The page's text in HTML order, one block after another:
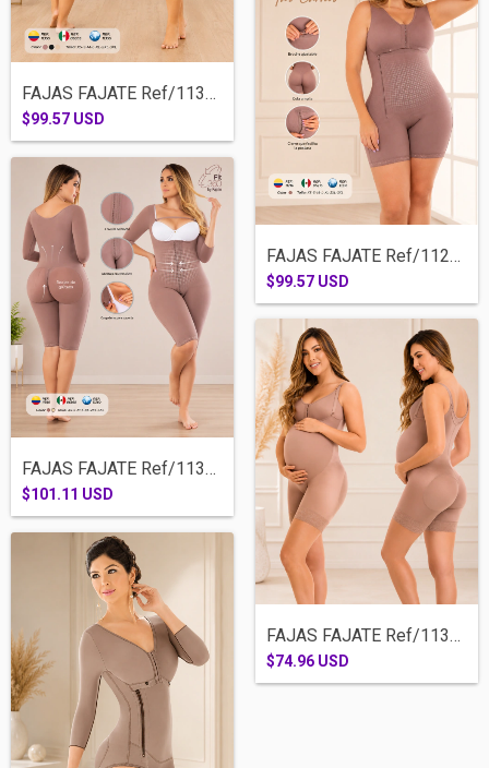
FAJAS FAJATE Ref/11355-RODILLA TIRA ANCH...
$99.57 USD
FAJAS FAJATE Ref/11216-MEDIA PIERNA BRAS...
$99.57 USD
FAJAS FAJATE Ref/11360-RODILLA BROCHES M...
$101.11 USD
FAJAS FAJATE Ref/11381- MATERNA
$74.96 USD